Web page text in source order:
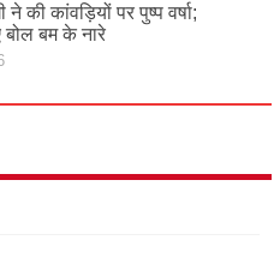
ने की कांवड़ियों पर पुष्प वर्षा;
बोल बम के नारे